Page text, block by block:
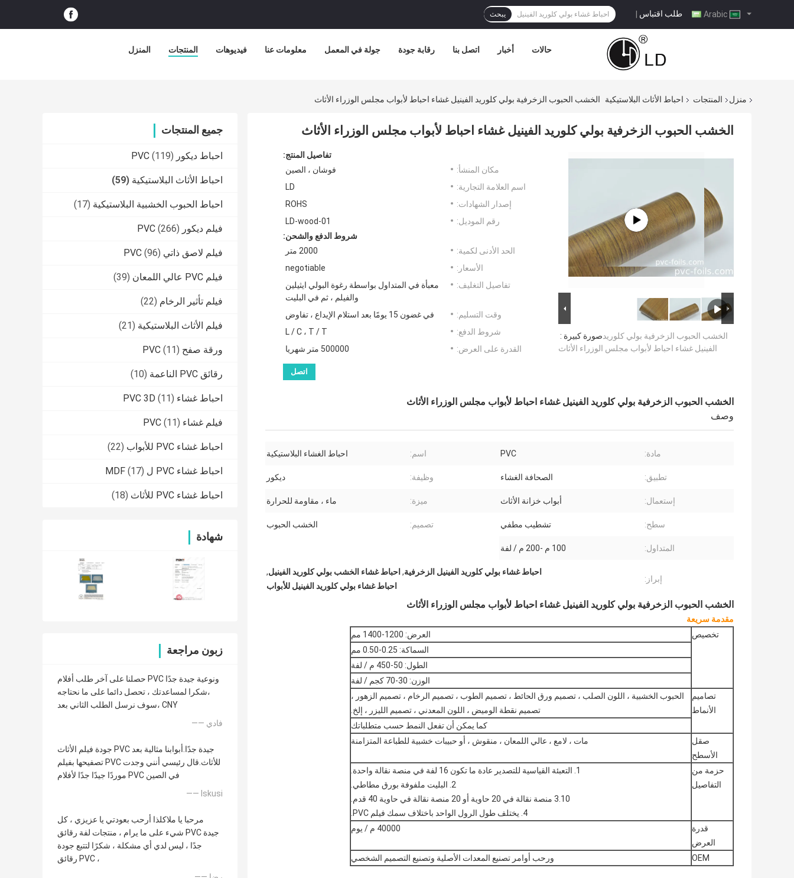
طلب اقتباس | يبحث
المنزل المنتجات فيديوهات معلومات عنا جولة في المعمل رقابة جودة اتصل بنا أخبار حالات
منزل المنتجات احباط الأثاث البلاستيكية الخشب الحبوب الزخرفية بولي كلوريد الفينيل غشاء احباط لأبواب مجلس الوزراء الأثاث
جميع المنتجات
احباط ديكور PVC (119)
احباط الأثاث البلاستيكية (59)
احباط الحبوب الخشبية البلاستيكية (17)
فيلم ديكور PVC (266)
فيلم لاصق ذاتي PVC (96)
فيلم PVC عالي اللمعان (39)
فيلم تأثير الرخام (22)
فيلم الأثاث البلاستيكية (21)
ورقة صفح PVC (11)
رقائق PVC الناعمة (10)
احباط غشاء PVC 3D (11)
فيلم غشاء PVC (11)
احباط غشاء PVC للأبواب (22)
احباط غشاء PVC ل MDF (17)
احباط غشاء PVC للأثاث (18)
شهادة
زبون مراجعة
حصلنا على آخر طلب أفلام PVC ونوعية جيدة جدًا
،شكرا لمساعدتك ، تحصل دائما على ما نحتاجه
،سوف نرسل الطلب الثاني بعد CNY
—— فادي
جودة فيلم الأثاث PVC جيدة جدًا.أبوابنا مثالية بعد
تصفيحها بفيلم PVC للأثاث.قال رئيسي أنني وجدت
موردًا جيدًا جدًا لأفلام PVC في الصين
—— Iskusi
مرحبا يا ملاكلذا أرحب بعودتي يا عزيزي ، كل
شيء على ما يرام ، منتجات لفة رقائق PVC جيدة
جدًا ، ليس لدي أي مشكلة ، شكرًا لتتبع جودة
رقائق PVC ،
الخشب الحبوب الزخرفية بولي كلوريد الفينيل غشاء احباط لأبواب مجلس الوزراء الأثاث
صورة كبيرة :الخشب الحبوب الزخرفية بولي كلوريد
الفينيل غشاء احباط لأبواب مجلس الوزراء الأثاث
تفاصيل المنتج:
مكان المنشأ:
فوشان ، الصين
اسم العلامة التجارية:
LD
إصدار الشهادات:
ROHS
رقم الموديل:
LD-wood-01
شروط الدفع والشحن:
الحد الأدنى لكمية:
2000 متر
الأسعار:
negotiable
تفاصيل التغليف:
معبأة في المتداول بواسطة رغوة البولي ايثيلين
والفيلم ، ثم في البليت
وقت التسليم:
في غضون 15 يومًا بعد استلام الإيداع ، تفاوض
شروط الدفع:
L / C ، T / T
القدرة على العرض:
500000 متر شهريا
اتصل
الخشب الحبوب الزخرفية بولي كلوريد الفينيل غشاء احباط لأبواب مجلس الوزراء الأثاث
وصف
مادة: PVC اسم: احباط الغشاء البلاستيكية
تطبيق: الصحافة الغشاء وظيفة: ديكور
إستعمال: أبواب خزانة الأثاث ميزة: ماء ، مقاومة للحرارة
سطح: تشطيب مطفي تصميم: الخشب الحبوب
المتداول: 100 م -200 م / لفة
إبراز:
احباط غشاء بولي كلوريد الفينيل الزخرفية, احباط غشاء الخشب بولي كلوريد الفينيل,
احباط غشاء بولي كلوريد الفينيل للأبواب
الخشب الحبوب الزخرفية بولي كلوريد الفينيل غشاء احباط لأبواب مجلس الوزراء الأثاث
مقدمة سريعة
تخصيص
العرض: 1200-1400 مم
السماكة: 0.25-0.50 مم
الطول: 50-450 م / لفة
الوزن: 30-70 كجم / لفة
تصاميم
الأنماط
الحبوب الخشبية ، اللون الصلب ، تصميم ورق الحائط ، تصميم الطوب ، تصميم الرخام ، تصميم الزهور ،
تصميم نقطة الوميض ، اللون المعدني ، تصميم الليزر ، إلخ.
كما يمكن أن تفعل النمط حسب متطلباتك
صقل
الأسطح
مات ، لامع ، عالي اللمعان ، منقوش ، أو حبيبات خشبية للطباعة المتزامنة
حزمة من
التفاصيل
1. التعبئة القياسية للتصدير عادة ما تكون 16 لفة في منصة نقالة واحدة.
2. البليت ملفوفة بورق مطاطي.
3.10 منصة نقالة في 20 حاوية أو 20 منصة نقالة في حاوية 40 قدم.
4. يختلف طول الرول الواحد باختلاف سمك فيلم PVC.
قدرة
العرض
40000 م / يوم
OEM ورحب أوامر تصنيع المعدات الأصلية وتصنيع التصميم الشخصي